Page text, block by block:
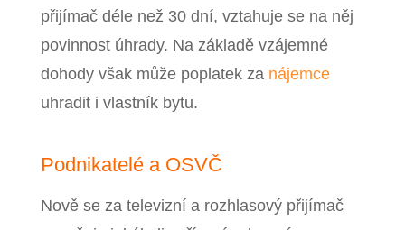
přijímač déle než 30 dní, vztahuje se na něj
povinnost úhrady. Na základě vzájemné
dohody však může poplatek za nájemce
uhradit i vlastník bytu.
Podnikatelé a OSVČ
Nově se za televizní a rozhlasový přijímač